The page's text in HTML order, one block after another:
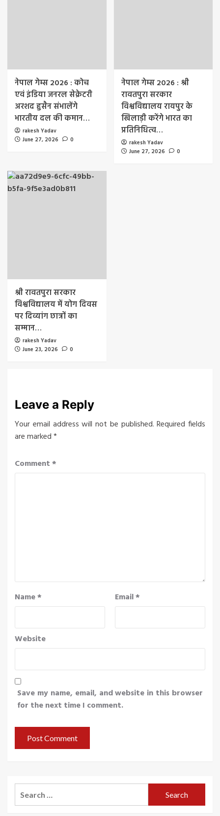
नेपाल गेम्स 2026 : कोच
एवं इंडिया जनरल सेक्रेटरी
अरशद हुसैन संभालेंगे
भारतीय दल की कमान…
rakesh Yadav
June 27, 2026
0
नेपाल गेम्स 2026 : श्री
रावतपुरा सरकार
विश्वविद्यालय रायपुर के
खिलाड़ी करेंगे भारत का
प्रतिनिधित्व…
rakesh Yadav
June 27, 2026
0
श्री रावतपुरा सरकार
विश्वविद्यालय में योग दिवस
पर दिव्यांग छात्रों का
सम्मान…
rakesh Yadav
June 23, 2026
0
Leave a Reply
Your email address will not be published. Required fields
are marked*
Comment*
Name* Email*
Website
Save my name, email, and website in this browser
for the next time I comment.
for: